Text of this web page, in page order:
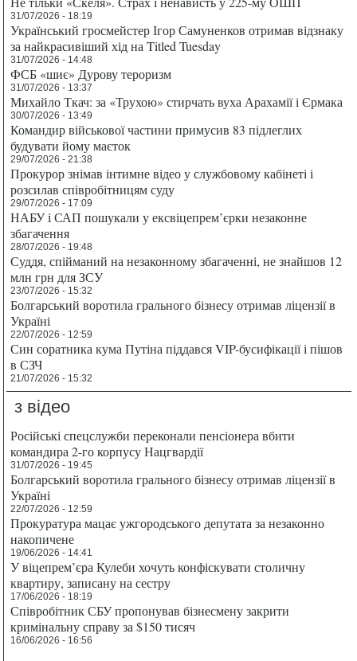
31/07/2026 - 18:19
Український гросмейстер Ігор Самуненков отримав відзнаку
за найкрасивіший хід на Titled Tuesday
31/07/2026 - 14:48
ФСБ «шиє» Дурову тероризм
31/07/2026 - 13:37
Михайло Ткач: за «Трухою» стирчать вуха Арахамії і Єрмака
30/07/2026 - 13:49
Командир військової частини примусив 83 підлеглих
будувати йому маєток
29/07/2026 - 21:38
Прокурор знімав інтимне відео у службовому кабінеті і
розсилав співробітницям суду
29/07/2026 - 17:09
НАБУ і САП пошукали у ексвіцепрем’єрки незаконне
збагачення
28/07/2026 - 19:48
Суддя, спійманий на незаконному збагаченні, не знайшов 12
млн грн для ЗСУ
23/07/2026 - 15:32
Болгарський воротила грального бізнесу отримав ліцензії в
Україні
22/07/2026 - 12:59
Син соратника кума Путіна піддався VIP-бусифікації і пішов
в СЗЧ
21/07/2026 - 15:32
з відео
Російські спецслужби переконали пенсіонера вбити
командира 2-го корпусу Нацгвардії
31/07/2026 - 19:45
Болгарський воротила грального бізнесу отримав ліцензії в
Україні
22/07/2026 - 12:59
Прокуратура мацає ужгородського депутата за незаконно
накопичене
19/06/2026 - 14:41
У віцепрем’єра Кулеби хочуть конфіскувати столичну
квартиру, записану на сестру
17/06/2026 - 18:19
Співробітник СБУ пропонував бізнесмену закрити
кримінальну справу за $150 тисяч
16/06/2026 - 16:56